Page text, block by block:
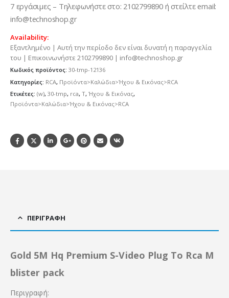
7 εργάσιμες – Τηλεφωνήστε στο: 2102799890 ή στείλτε email:
info@technoshop.gr
Availability:
Εξαντλημένο | Αυτή την περίοδο δεν είναι δυνατή η παραγγελία
του | Επικοινωνήστε 2102799890 | info@technoshop.gr
Κωδικός προϊόντος: 30-tmp-12136
Κατηγορίες: RCA, Προϊόντα>Καλώδια>Ήχου & Εικόνας>RCA
Ετικέτες: (w), 30-tmp, rca, T, Ήχου & Εικόνας,
Προϊόντα>Καλώδια>Ήχου & Εικόνας>RCA
ΠΕΡΙΓΡΑΦΉ
Gold 5M Hq Premium S-Video Plug To Rca M
blister pack
Περιγραφή: